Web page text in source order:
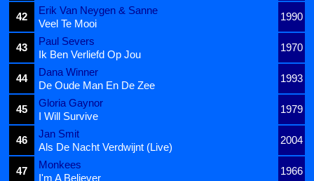
42
Erik Van Neygen & Sanne
1990
Veel Te Mooi
43
Paul Severs
1970
Ik Ben Verliefd Op Jou
44
Dana Winner
1993
De Oude Man En De Zee
45
Gloria Gaynor
1979
I Will Survive
46
Jan Smit
2004
Als De Nacht Verdwijnt (Live)
47
Monkees
1966
I'm A Believer